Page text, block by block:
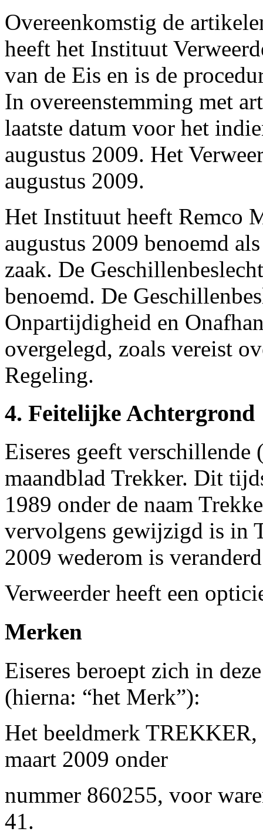
Overeenkomstig de
heeft het Instituut
van de Eis en is de
In overeenstemming met
laatste datum voor het
augustus 2009. Het
augustus 2009.
Het Instituut heeft Remco
augustus 2009 benoemd
zaak. De
benoemd. De
Onpartijdigheid en
overgelegd, zoals vereist
Regeling.
4. Feitelijke Achtergrond
Eiseres geeft
maandblad Trekker. Dit
1989 onder de naam
vervolgens gewijzigd is in
2009 wederom is
Verweerder heeft een
Merken
Eiseres beroept zich in
(hierna: “het Merk”):
Het beeldmerk
maart 2009 onder
nummer 860255, voor
41.